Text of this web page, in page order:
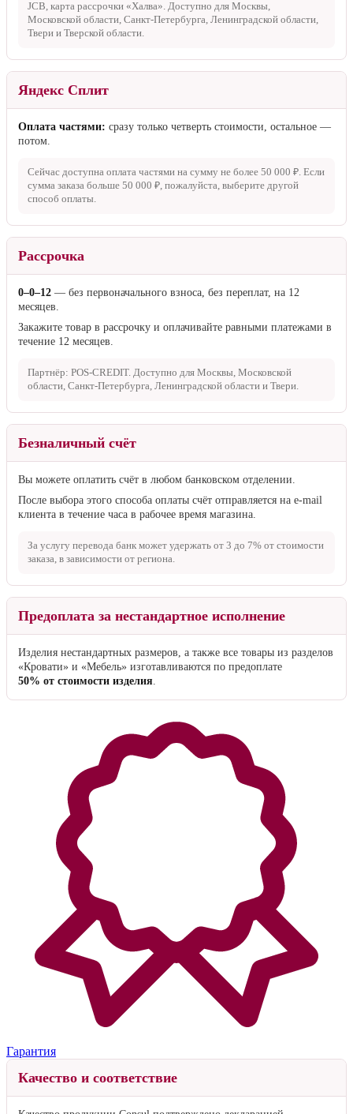
JCB, карта рассрочки «Халва». Доступно для Москвы,
Московской области, Санкт-Петербурга, Ленинградской области,
Твери и Тверской области.
Яндекс Сплит
Оплата частями: сразу только четверть стоимости, остальное —
потом.
Сейчас доступна оплата частями на сумму не более 50 000 ₽. Если
сумма заказа больше 50 000 ₽, пожалуйста, выберите другой
способ оплаты.
Рассрочка
0–0–12 — без первоначального взноса, без переплат, на 12
месяцев.
Закажите товар в рассрочку и оплачивайте равными платежами в
течение 12 месяцев.
Партнёр: POS-CREDIT. Доступно для Москвы, Московской
области, Санкт-Петербурга, Ленинградской области и Твери.
Безналичный счёт
Вы можете оплатить счёт в любом банковском отделении.
После выбора этого способа оплаты счёт отправляется на e-mail
клиента в течение часа в рабочее время магазина.
За услугу перевода банк может удержать от 3 до 7% от стоимости
заказа, в зависимости от региона.
Предоплата за нестандартное исполнение
Изделия нестандартных размеров, а также все товары из разделов
«Кровати» и «Мебель» изготавливаются по предоплате
50% от стоимости изделия.
Гарантия
Качество и соответствие